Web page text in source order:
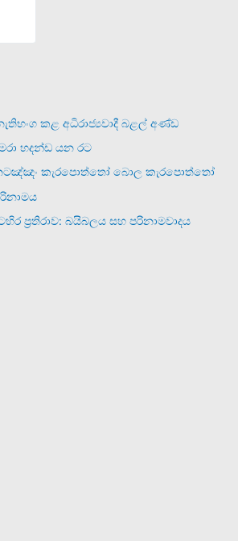
කළ අධිරාජ්‍යවාදී බළල් අණ්ඩ
හදන්ඩ යන රට
කැරපොත්තෝ බොල කැරපොත්තෝ
ප්‍රතිරාව: බයිබලය සහ පරිනාමවාදය